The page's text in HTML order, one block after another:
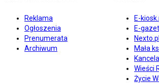
Reklama
Ogłoszenia
Prenumerata
Archiwum
E-
E-
Nexto.pl
Mała
Wieści
Życie